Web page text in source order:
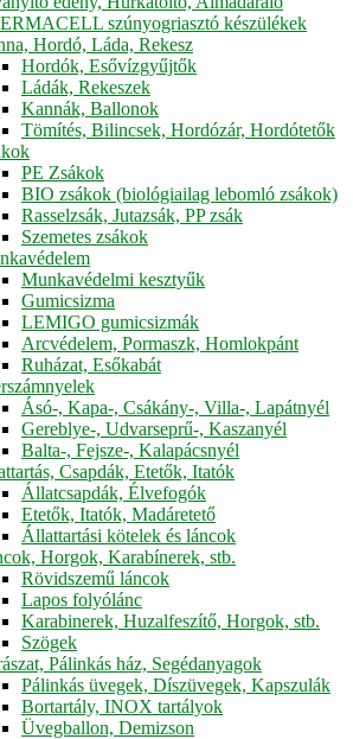
szúnyogriasztó készülékek
Hordó, Láda, Rekesz
Hordók, Esővízgyűjtők
Ládák, Rekeszek
Kannák, Ballonok
Tömítés, Bilincsek, Hordózár, Hordótetők
PE Zsákok
BIO zsákok (biológiailag lebomló zsákok)
Rasselzsák, Jutazsák, PP zsák
Szemetes zsákok
Munkavédelmi kesztyűk
Gumicsizma
LEMIGO gumicsizmák
Arcvédelem, Pormaszk, Homlokpánt
Ruházat, Esőkabát
Ásó-, Kapa-, Csákány-, Villa-, Lapátnyél
Gereblye-, Udvarseprű-, Kaszanyél
Balta-, Fejsze-, Kalapácsnyél
Csapdák, Etetők, Itatók
Állatcsapdák, Élvefogók
Etetők, Itatók, Madáretető
Állattartási kötelek és láncok
Horgok, Karabínerek, stb.
Rövidszemű láncok
Lapos folyólánc
Karabinerek, Huzalfeszítő, Horgok, stb.
Szögek
Pálinkás ház, Segédanyagok
Pálinkás üvegek, Díszüvegek, Kapszulák
Bortartály, INOX tartályok
Üvegballon, Demizson